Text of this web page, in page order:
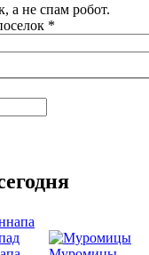
а не спам робот.
*